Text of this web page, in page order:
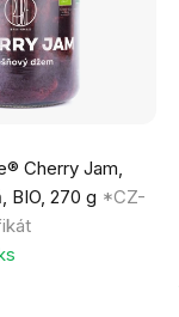
Cherry Jam,
BIO, 270 g *CZ-